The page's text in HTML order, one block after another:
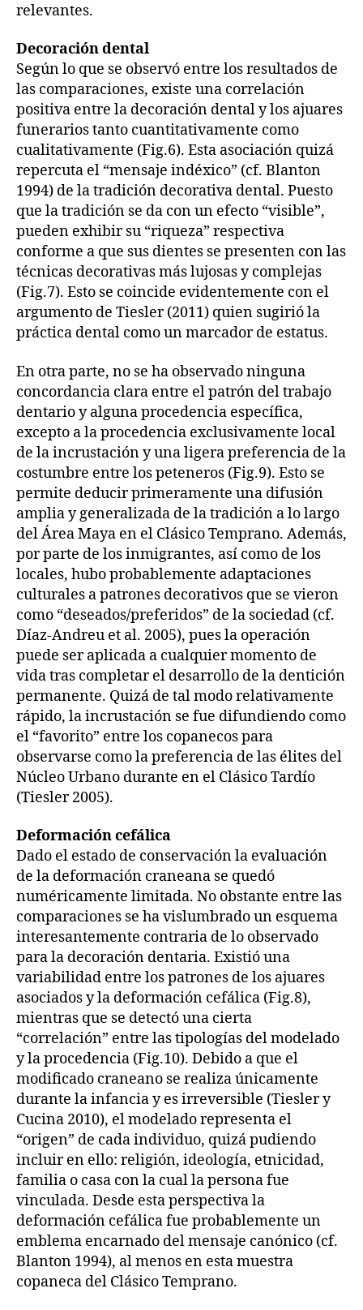
relevantes.
Decoración dental
Según lo que se observó entre los resultados de
las comparaciones, existe una correlación
positiva entre la decoración dental y los ajuares
funerarios tanto cuantitativamente como
cualitativamente (Fig.6). Esta asociación quizá
repercuta el “mensaje indéxico” (cf. Blanton
1994) de la tradición decorativa dental. Puesto
que la tradición se da con un efecto “visible”,
pueden exhibir su “riqueza” respectiva
conforme a que sus dientes se presenten con las
técnicas decorativas más lujosas y complejas
(Fig.7). Esto se coincide evidentemente con el
argumento de Tiesler (2011) quien sugirió la
práctica dental como un marcador de estatus.
En otra parte, no se ha observado ninguna
concordancia clara entre el patrón del trabajo
dentario y alguna procedencia específica,
excepto a la procedencia exclusivamente local
de la incrustación y una ligera preferencia de la
costumbre entre los peteneros (Fig.9). Esto se
permite deducir primeramente una difusión
amplia y generalizada de la tradición a lo largo
del Área Maya en el Clásico Temprano. Además,
por parte de los inmigrantes, así como de los
locales, hubo probablemente adaptaciones
culturales a patrones decorativos que se vieron
como “deseados/preferidos” de la sociedad (cf.
Díaz-Andreu et al. 2005), pues la operación
puede ser aplicada a cualquier momento de
vida tras completar el desarrollo de la dentición
permanente. Quizá de tal modo relativamente
rápido, la incrustación se fue difundiendo como
el “favorito” entre los copanecos para
observarse como la preferencia de las élites del
Núcleo Urbano durante en el Clásico Tardío
(Tiesler 2005).
Deformación cefálica
Dado el estado de conservación la evaluación
de la deformación craneana se quedó
numéricamente limitada. No obstante entre las
comparaciones se ha vislumbrado un esquema
interesantemente contraria de lo observado
para la decoración dentaria. Existió una
variabilidad entre los patrones de los ajuares
asociados y la deformación cefálica (Fig.8),
mientras que se detectó una cierta
“correlación” entre las tipologías del modelado
y la procedencia (Fig.10). Debido a que el
modificado craneano se realiza únicamente
durante la infancia y es irreversible (Tiesler y
Cucina 2010), el modelado representa el
“origen” de cada individuo, quizá pudiendo
incluir en ello: religión, ideología, etnicidad,
familia o casa con la cual la persona fue
vinculada. Desde esta perspectiva la
deformación cefálica fue probablemente un
emblema encarnado del mensaje canónico (cf.
Blanton 1994), al menos en esta muestra
copaneca del Clásico Temprano.